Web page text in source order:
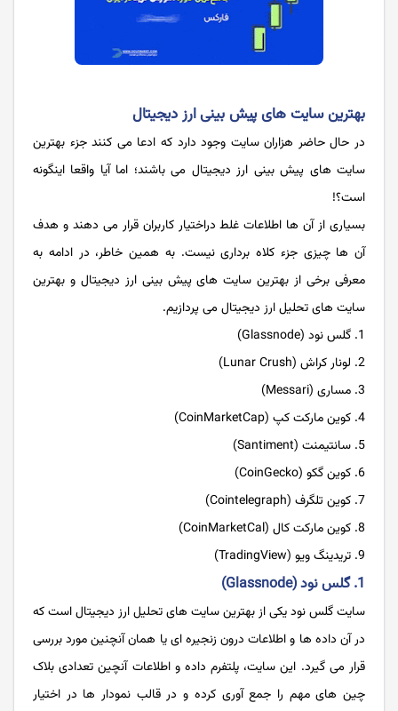
بهترین سایت های پیش بینی ارز دیجیتال
در حال حاضر هزاران سایت وجود دارد که ادعا می کنند جزء بهترین
سایت های پیش بینی ارز دیجیتال می باشند؛ اما آیا واقعا اینگونه
است؟!
بسیاری از آن ها اطلاعات غلط دراختیار کاربران قرار می دهند و هدف
آن ها چیزی جزء کلاه برداری نیست. به همین خاطر، در ادامه به
معرفی برخی از بهترین سایت های پیش بینی ارز دیجیتال و بهترین
سایت های تحلیل ارز دیجیتال می پردازیم.
گلس نود (Glassnode)
لونار کراش (Lunar Crush)
مساری (Messari)
کوین مارکت کپ (CoinMarketCap)
سانتیمنت (Santiment)
کوین گکو (CoinGecko)
کوین تلگرف (Cointelegraph)
کوین مارکت کال (CoinMarketCal)
تریدینگ ویو (TradingView)
1. گلس نود (Glassnode)
سایت گلس‌ نود یکی از بهترین سایت های تحلیل ارز دیجیتال است که
در آن داده ها و اطلاعات درون زنجیره ای یا همان آنچنین مورد بررسی
قرار می گیرد. این سایت، پلتفرم داده و اطلاعات آنچین تعدادی بلاک
چین های مهم را جمع آوری کرده و در قالب نمودار ها در اختیار